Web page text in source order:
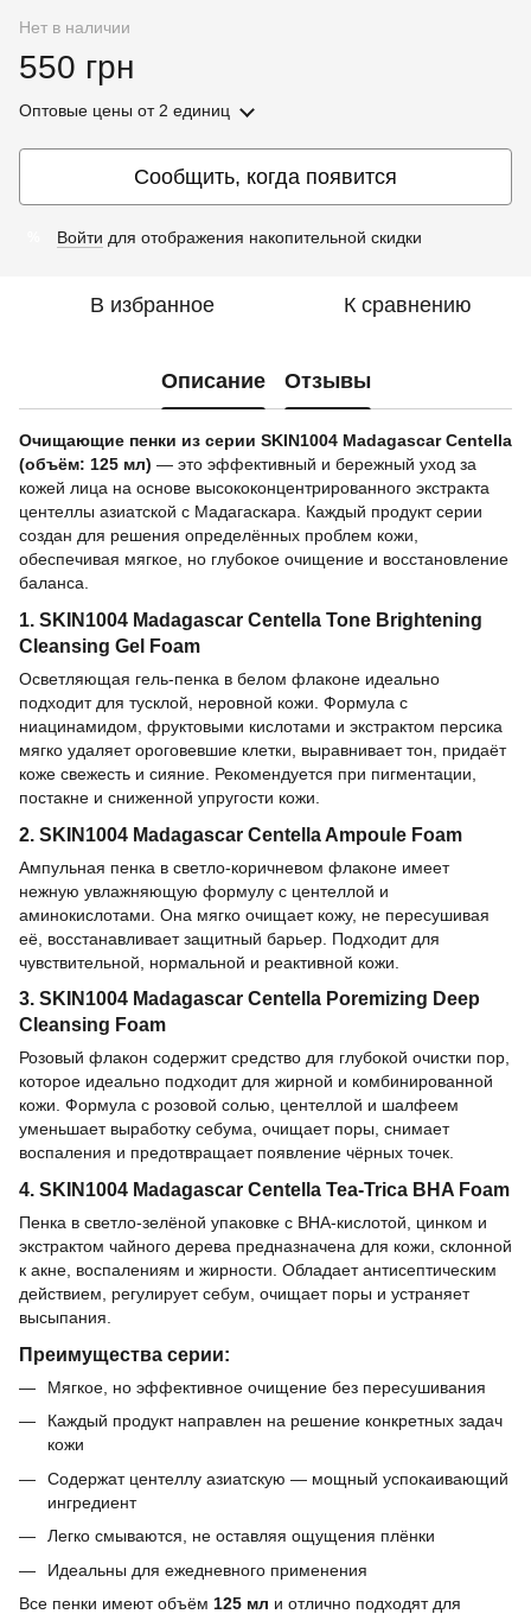
Нет в наличии
550 грн
Оптовые цены от 2 единиц
Сообщить, когда появится
Войти для отображения накопительной скидки
В избранное К сравнению
Описание Отзывы
Очищающие пенки из серии SKIN1004 Madagascar Centella
(объём: 125 мл) — это эффективный и бережный уход за
кожей лица на основе высококонцентрированного экстракта
центеллы азиатской с Мадагаскара. Каждый продукт серии
создан для решения определённых проблем кожи,
обеспечивая мягкое, но глубокое очищение и восстановление
баланса.
1. SKIN1004 Madagascar Centella Tone Brightening
Cleansing Gel Foam
Осветляющая гель-пенка в белом флаконе идеально
подходит для тусклой, неровной кожи. Формула с
ниацинамидом, фруктовыми кислотами и экстрактом персика
мягко удаляет ороговевшие клетки, выравнивает тон, придаёт
коже свежесть и сияние. Рекомендуется при пигментации,
постакне и сниженной упругости кожи.
2. SKIN1004 Madagascar Centella Ampoule Foam
Ампульная пенка в светло-коричневом флаконе имеет
нежную увлажняющую формулу с центеллой и
аминокислотами. Она мягко очищает кожу, не пересушивая
её, восстанавливает защитный барьер. Подходит для
чувствительной, нормальной и реактивной кожи.
3. SKIN1004 Madagascar Centella Poremizing Deep
Cleansing Foam
Розовый флакон содержит средство для глубокой очистки пор,
которое идеально подходит для жирной и комбинированной
кожи. Формула с розовой солью, центеллой и шалфеем
уменьшает выработку себума, очищает поры, снимает
воспаления и предотвращает появление чёрных точек.
4. SKIN1004 Madagascar Centella Tea-Trica BHA Foam
Пенка в светло-зелёной упаковке с BHA-кислотой, цинком и
экстрактом чайного дерева предназначена для кожи, склонной
к акне, воспалениям и жирности. Обладает антисептическим
действием, регулирует себум, очищает поры и устраняет
высыпания.
Преимущества серии:
Мягкое, но эффективное очищение без пересушивания
Каждый продукт направлен на решение конкретных задач
кожи
Содержат центеллу азиатскую — мощный успокаивающий
ингредиент
Легко смываются, не оставляя ощущения плёнки
Идеальны для ежедневного применения
Все пенки имеют объём 125 мл и отлично подходят для